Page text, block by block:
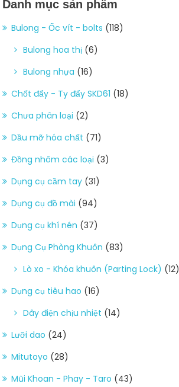
Danh mục sản phẩm
Bulong - Ốc vít - bolts (118)
Bulong hoa thị (6)
Bulong nhựa (16)
Chốt đẩy - Ty đẩy SKD61 (18)
Chưa phân loại (2)
Dầu mỡ hóa chất (71)
Đồng nhôm các loại (3)
Dụng cụ cầm tay (31)
Dụng cụ đồ mài (94)
Dụng cụ khí nén (37)
Dụng Cụ Phòng Khuôn (83)
Lò xo - Khóa khuôn (Parting Lock) (12)
Dụng cụ tiêu hao (16)
Dây điện chịu nhiệt (14)
Lưỡi dao (24)
Mitutoyo (28)
Mũi Khoan - Phay - Taro (43)